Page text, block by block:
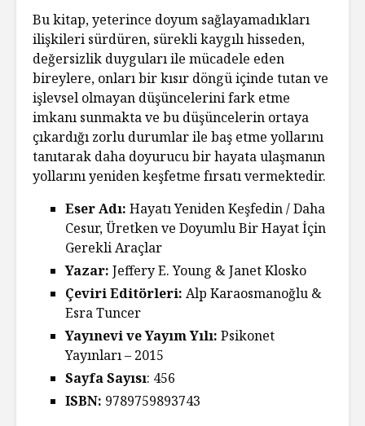
Bu kitap, yeterince doyum sağlayamadıkları
ilişkileri sürdüren, sürekli kaygılı hisseden,
değersizlik duyguları ile mücadele eden
bireylere, onları bir kısır döngü içinde tutan ve
işlevsel olmayan düşüncelerini fark etme
imkanı sunmakta ve bu düşüncelerin ortaya
çıkardığı zorlu durumlar ile baş etme yollarını
tanıtarak daha doyurucu bir hayata ulaşmanın
yollarını yeniden keşfetme fırsatı vermektedir.
Eser Adı: Hayatı Yeniden Keşfedin / Daha
Cesur, Üretken ve Doyumlu Bir Hayat İçin
Gerekli Araçlar
Yazar: Jeffery E. Young & Janet Klosko
Çeviri Editörleri: Alp Karaosmanoğlu &
Esra Tuncer
Yayınevi ve Yayım Yılı: Psikonet
Yayınları – 2015
Sayfa Sayısı: 456
ISBN: 9789759893743